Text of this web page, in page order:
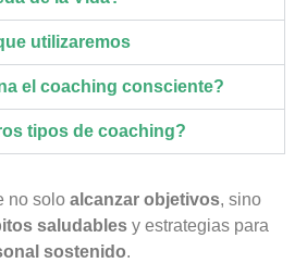
utilizaremos
el coaching consciente?
tipos de coaching?
no solo alcanzar objetivos, sino
saludables y estrategias para
sostenido.